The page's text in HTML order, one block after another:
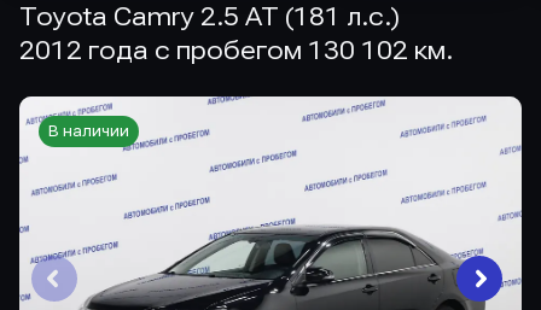
Toyota Camry 2.5 AT (181 л.с.)
2012 года с пробегом 130 102 км.
В наличии